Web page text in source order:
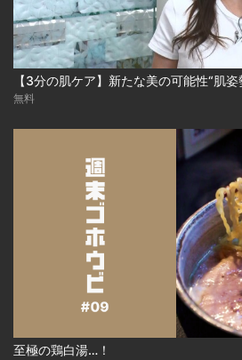
無料
至極の鶏白湯…！